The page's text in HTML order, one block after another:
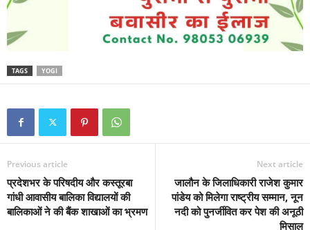
TAGS YOGI
Previous article
प्रदेशभर के परिषदीय और कस्तूरबा
गांधी आवासीय बालिका विद्यालयों की
बालिकाओं ने की बैंक शाखाओं का भ्रमण
Next article
जालौन के जिलाधिकारी राजेश कुमार
पांडेय को मिलेगा राष्ट्रीय सम्मान, नून
नदी को पुनर्जीवित कर पेश की अनूठी
मिसाल